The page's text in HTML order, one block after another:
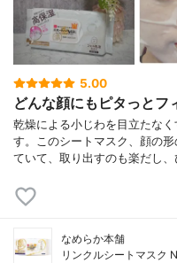
5.00
どんな顔にもピタっとフ
乾燥による小じわを目立たな
す。このシートマスク、顔の
ていて、取り出すのも楽だし
なめらか本舗
リンクルシートマスク N